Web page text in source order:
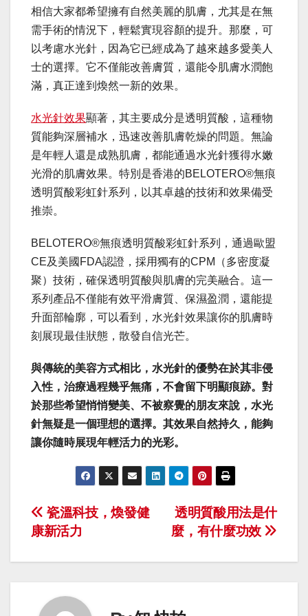
相信大家都希望擁有自然美麗的肌膚，尤其是在無
需手術的情況下，輕鬆實現容顏的提升。那麼，可
以考慮水光針，因為它已經成為了越來越多愛美人
士的選擇。它不僅能改善膚質，還能令肌膚水潤飽
滿，真正達到煥然一新的效果。
水光針效果顯著，其主要成分是透明質酸，這種物
質能夠深層補水，迅速改善肌膚乾燥的問題。無論
是年輕人還是成熟肌膚，都能通過水光針獲得水嫩
光滑的肌膚效果。特別是香港的BELOTERO®無痕
透明質酸彩虹針系列，以其卓越的技術和效果備受
推崇。
BELOTERO®無痕透明質酸彩虹針系列，通過歐盟
CE及美國FDA認證，採用獨有的CPM（多密度凝
聚）技術，確保透明質酸與肌膚的完美融合。這一
系列產品不僅能有效平滑膚質、保濕盈潤，還能提
升面部輪廓，可以看到，水光針效果讓你的肌膚時
刻展現最佳狀態，散發自信光芒。
與傳統的美容方式相比，水光針的優勢在於其非侵
入性，治療過程幾乎無痛，不會留下明顯痕跡。對
於那些希望悄悄變美、不被察覺的朋友來說，水光
針無疑是一個理想的選擇。其效果自然持久，能夠
讓你隨時展現年輕活力的光彩。
Post
navigation
透明質酸用法是什
麼，有什麼功效
瓷溫科技，煥發健
康新活力